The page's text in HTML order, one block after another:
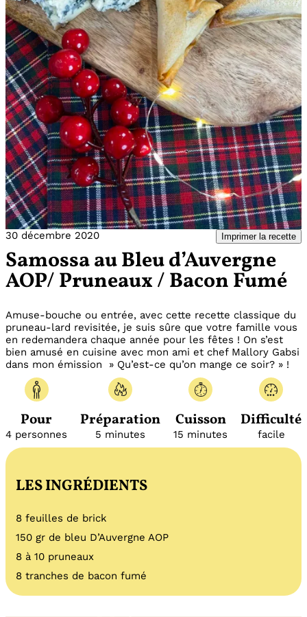
30 décembre 2020 Imprimer la recette
Samossa au Bleu d’Auvergne
AOP/ Pruneaux / Bacon Fumé
Amuse-bouche ou entrée, avec cette recette classique du
pruneau-lard revisitée, je suis sûre que votre famille vous
en redemandera chaque année pour les fêtes ! On s’est
bien amusé en cuisine avec mon ami et chef Mallory Gabsi
dans mon émission » Qu’est-ce qu’on mange ce soir? » !
Pour
4 personnes
Préparation
5 minutes
Cuisson
15 minutes
Difficulté
facile
LES INGRÉDIENTS
8 feuilles de brick
150 gr de bleu D’Auvergne AOP
8 à 10 pruneaux
8 tranches de bacon fumé